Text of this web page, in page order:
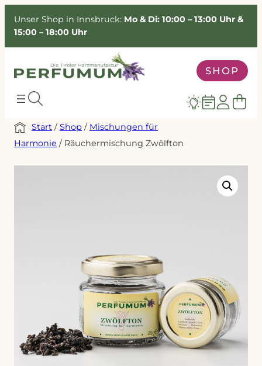
Unser Shop in Innsbruck: Mo & Di: 10:00 – 13:00 Uhr &
15:00 – 18:00 Uhr
SHOP
Start / Shop / Mischungen für
Harmonie / Räuchermischung Zwölfton